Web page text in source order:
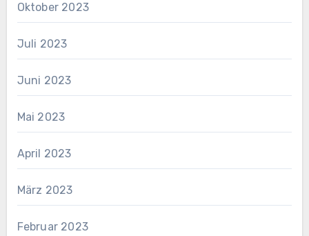
Oktober 2023
Juli 2023
Juni 2023
Mai 2023
April 2023
März 2023
Februar 2023